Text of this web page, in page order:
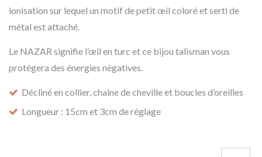
ionisation sur lequel un motif de petit œil coloré et serti de
métal est attaché.
Le NAZAR signifie l’œil en turc et ce bijou talisman vous
protégera des énergies négatives.
Décliné en collier, chaîne de cheville et boucles d’oreilles
Longueur : 15cm et 3cm de réglage